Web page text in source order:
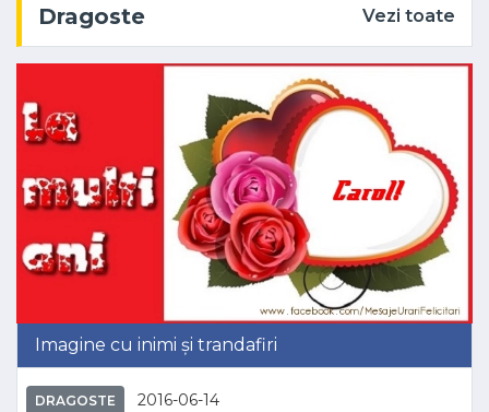
Dragoste Vezi toate
Imagine cu inimi și trandafiri
DRAGOSTE 2016-06-14